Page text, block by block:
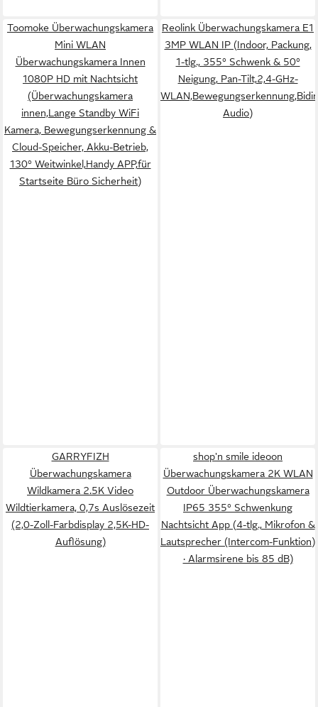
Toomoke Überwachungskamera
Mini WLAN
Überwachungskamera Innen
1080P HD mit Nachtsicht
(Überwachungskamera
innen,Lange Standby WiFi
Kamera, Bewegungserkennung &
Cloud-Speicher, Akku-Betrieb,
130° Weitwinkel,Handy APP,für
Startseite Büro Sicherheit)
Reolink Überwachungskamera E1
3MP WLAN IP (Indoor, Packung,
1-tlg., 355° Schwenk & 50°
Neigung, Pan-Tilt,2,4-GHz-
Audio)
GARRYFIZH
Überwachungskamera
Wildkamera 2.5K Video
Wildtierkamera, 0,7s Auslösezeit
(2,0-Zoll-Farbdisplay 2,5K-HD-
Auflösung)
shop'n smile ideoon
Überwachungskamera 2K WLAN
Outdoor Überwachungskamera
IP65 355° Schwenkung
Nachtsicht App (4-tlg., Mikrofon &
Lautsprecher (Intercom-Funktion)
· Alarmsirene bis 85 dB)